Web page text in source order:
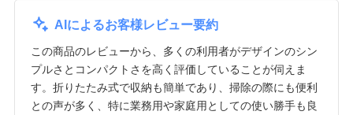
AIによるお客様レビュー要約
この商品のレビューから、多くの利用者がデザインのシン
プルさとコンパクトさを高く評価していることが伺えま
す。折りたたみ式で収納も簡単であり、掃除の際にも便利
との声が多く、特に業務用や家庭用としての使い勝手も良